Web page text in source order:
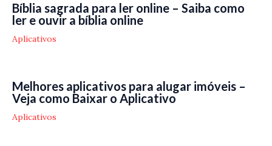
Bíblia sagrada para ler online – Saiba como
ler e ouvir a bíblia online
Aplicativos
Melhores aplicativos para alugar imóveis –
Veja como Baixar o Aplicativo
Aplicativos